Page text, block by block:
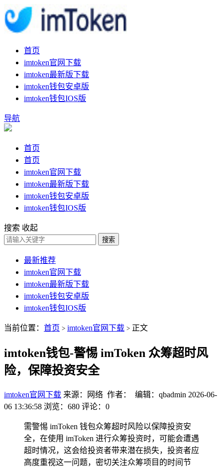
首页
imtoken官网下载
imtoken最新版下载
imtoken钱包安卓版
imtoken钱包IOS版
导航
首页
首页
imtoken官网下载
imtoken最新版下载
imtoken钱包安卓版
imtoken钱包IOS版
搜索 收起
搜索
最新推荐
imtoken官网下载
imtoken最新版下载
imtoken钱包安卓版
imtoken钱包IOS版
当前位置： 首页 > imtoken官网下载 > 正文
imtoken钱包-警惕 imToken 众筹超时风
险，保障投资安全
imtoken官网下载 来源：网络 作者： 编辑：qbadmin 2026-06-
06 13:36:58 浏览：680 评论：0
需警惕 imToken 钱包众筹超时风险以保障投资安
全，在使用 imToken 进行众筹投资时，可能会遭遇
超时情况，这会给投资者带来潜在损失，投资者应
高度重视这一问题，密切关注众筹项目的时间节